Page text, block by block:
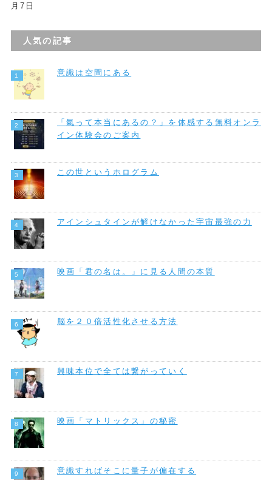
月7日
人気の記事
意識は空間にある
「氣って本当にあるの？」を体感する無料オンラ
イン体験会のご案内
この世というホログラム
アインシュタインが解けなかった宇宙最強の力
映画「君の名は。」に見る人間の本質
脳を２０倍活性化させる方法
興味本位で全ては繋がっていく
映画「マトリックス」の秘密
意識すればそこに量子が偏在する